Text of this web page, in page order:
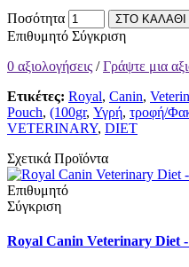
Ποσότητα ΣΤΟ ΚΑΛΑΘΙ
Επιθυμητό Σύγκριση
0 αξιολογήσεις /Γράψτε μια
Ετικέτες: Royal, Canin,
Pouch, (100gr, Υγρή, τροφή/
VETERINARY, DIET
Σχετικά Προϊόντα
Επιθυμητό
Σύγκριση
Royal Canin Veterinary Diet